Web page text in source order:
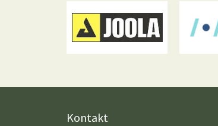
Kontakt